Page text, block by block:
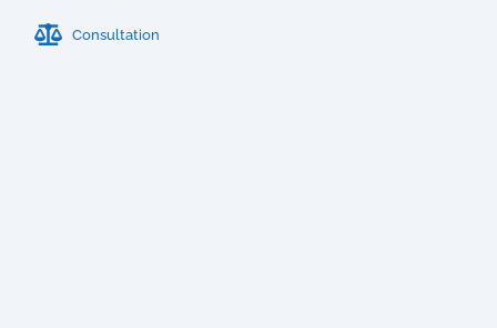
Consultation